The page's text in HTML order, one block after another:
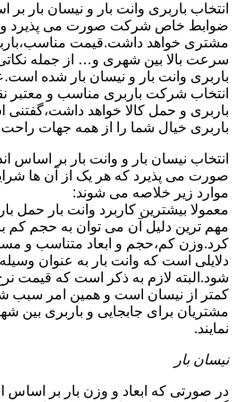
انتخاب باربری وانت بار و نیسان بار
ضوابط خاص شرکت صورت می پذیرد
مشتری خواهد داشت.قیمت
سرعت بالا بین شهری و… از جمله
باربری وانت بار و نیسان بار شده
انتخاب شرکت باربری مناسب و
باربری و حمل کالا خواهد
باربری خیال شما را از همه جهات
انتخاب نیسان بار و وانت بار بر اساس
صورت می پذیرد که هر یک از آن ها
موارد زیر خلاصه می شوند:
معمولا بیشترین کاربرد وانت بار حمل
مهم ترین دلیل آن می توان به حجم کم
کرد.وزن کم،حجم و ابعاد متناسب و
دلایلی است که وانت بار به عنوان
شود.البته لازم به ذکر است که قیمت
کمتر از نیسان است و همین امر سبب
مشتریان برای جابجایی و باربری بین
نمایند.
نیسان بار
در صورتی که ابعاد و وزن بار بر اساس